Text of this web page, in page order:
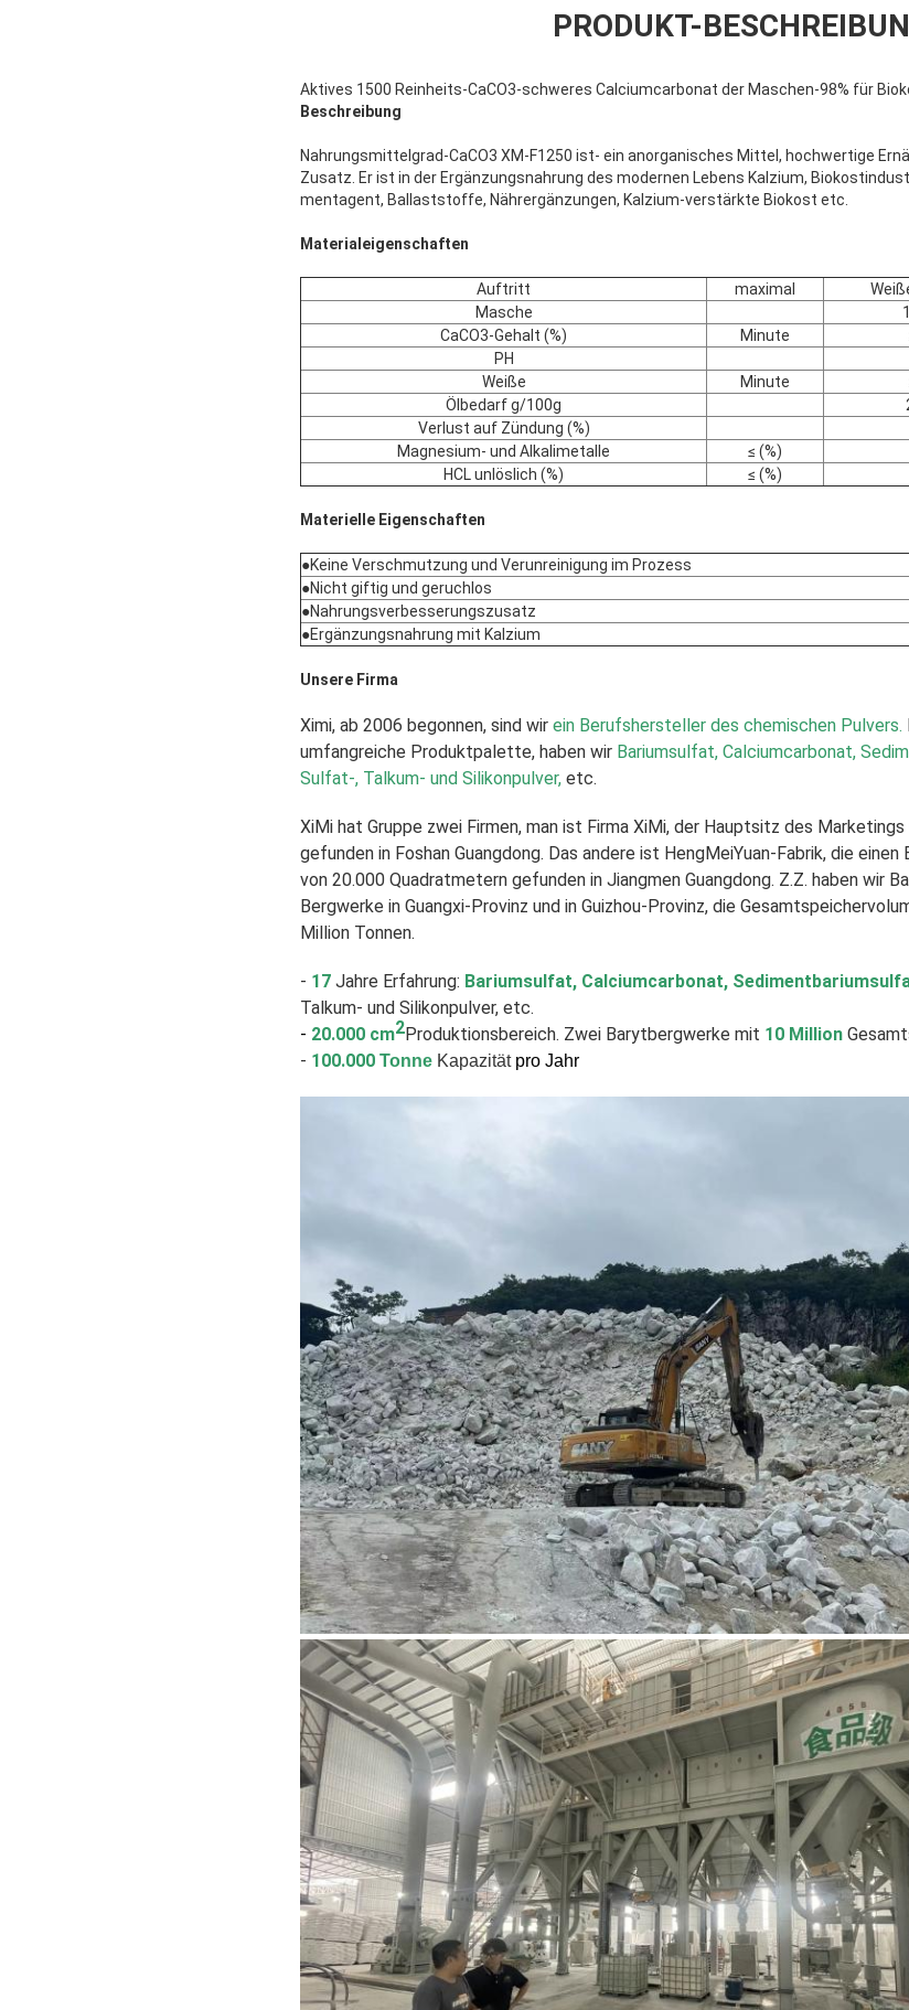
PRODUKT-
Aktives 1500 Reinheits-CaCO3-schweres Calciumcarbonat der Maschen-98% für
Beschreibung
Nahrungsmittelgrad-CaCO3 XM-F1250 ist- ein anorganisches Mittel, hochwertige
Zusatz. Er ist in der Ergänzungsnahrung des modernen Lebens Kalzium,
mentagent, Ballaststoffe, Nährergänzungen, Kalzium-verstärkte Biokost etc.
Materialeigenschaften
Auftritt maximal
Masche
CaCO3-Gehalt (%)
Minute
PH
Weiße
Minute
Ölbedarf g/100g
Verlust auf Zündung (%)
Magnesium- und Alkalimetalle
≤ (%)
HCL unlöslich (%)
≤ (%)
Materielle Eigenschaften
●Keine Verschmutzung und Verunreinigung im Prozess
●Nicht giftig und geruchlos
●Nahrungsverbesserungszusatz
●Ergänzungsnahrung mit Kalzium
Unsere Firma
Ximi, ab 2006 begonnen, sind wir ein Berufshersteller des chemischen Pulvers.
umfangreiche Produktpalette, haben wir Bariumsulfat, Calciumcarbonat,
Sulfat-, Talkum- und Silikonpulver, etc.
XiMi hat Gruppe zwei Firmen, man ist Firma XiMi, der Hauptsitz des Marketings
gefunden in Foshan Guangdong. Das andere ist HengMeiYuan-Fabrik, die
von 20.000 Quadratmetern gefunden in Jiangmen Guangdong. Z.Z. haben wir
Bergwerke in Guangxi-Provinz und in Guizhou-Provinz, die
Million Tonnen.
- 17 Jahre Erfahrung: Bariumsulfat, Calciumcarbonat,
Talkum- und Silikonpulver, etc.
- 20.000 cm2Produktionsbereich. Zwei Barytbergwerke mit 10 Million
- 100.000 Tonne Kapazitätpro Jahr